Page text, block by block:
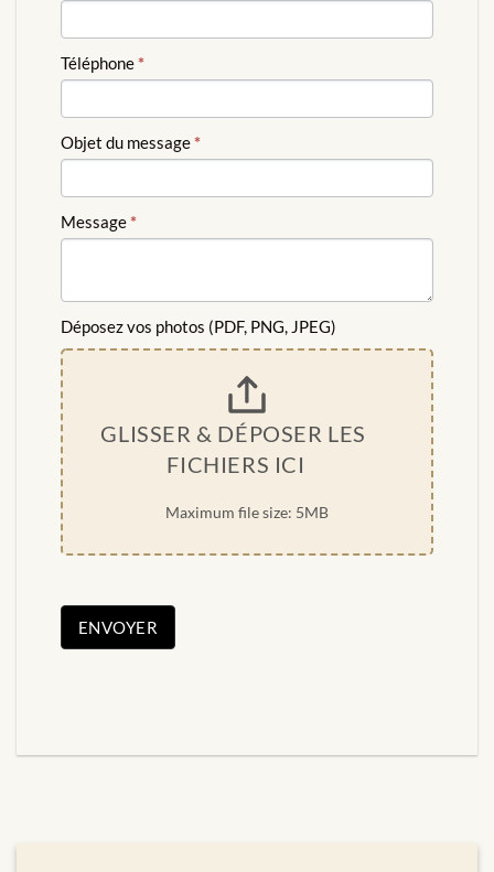
Téléphone*
Objet du message*
Message*
Déposez vos photos (PDF, PNG, JPEG)
GLISSER & DÉPOSER LES
FICHIERS ICI
Maximum file size: 5MB
ENVOYER